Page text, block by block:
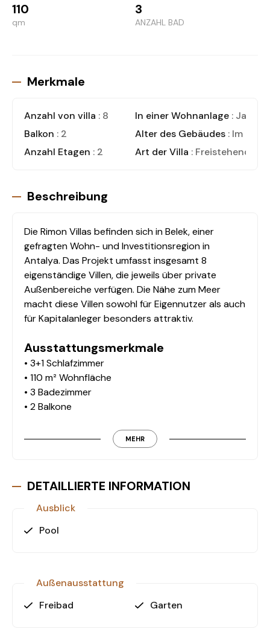
110
qm
3
ANZAHL BAD
Merkmale
Anzahl von villa : 8 In einer Wohnanlage : Ja
Balkon : 2 Alter des Gebäudes : Im Bau
Anzahl Etagen : 2 Art der Villa : Freistehende
Beschreibung
Die Rimon Villas befinden sich in Belek, einer
gefragten Wohn- und Investitionsregion in
Antalya. Das Projekt umfasst insgesamt 8
eigenständige Villen, die jeweils über private
Außenbereiche verfügen. Die Nähe zum Meer
macht diese Villen sowohl für Eigennutzer als auch
für Kapitalanleger besonders attraktiv.
Ausstattungsmerkmale
• 3+1 Schlafzimmer
• 110 m² Wohnfläche
• 3 Badezimmer
• 2 Balkone
• Privater Garten
• In unmittelbarer Nähe zum Meer
Lage und Wohnkomfort
Belek zählt zu den dynamischsten Wohngebieten
Raumaufteilung und die privaten Außenflächen
Familien und Nutzer, die Wert auf Privatsphäre
MEHR
DETAILLIERTE INFORMATION
Ausblick
Pool
Außenausstattung
Freibad
Garten